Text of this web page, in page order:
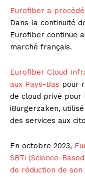
Eurofiber a procédé
Dans la continuité
Eurofiber continue
marché français.
Eurofiber Cloud
aux Pays-Bas pour
de cloud privé pour
iBurgerzaken,
des services aux
En octobre 2023,
SBTi (Science-
de réduction de